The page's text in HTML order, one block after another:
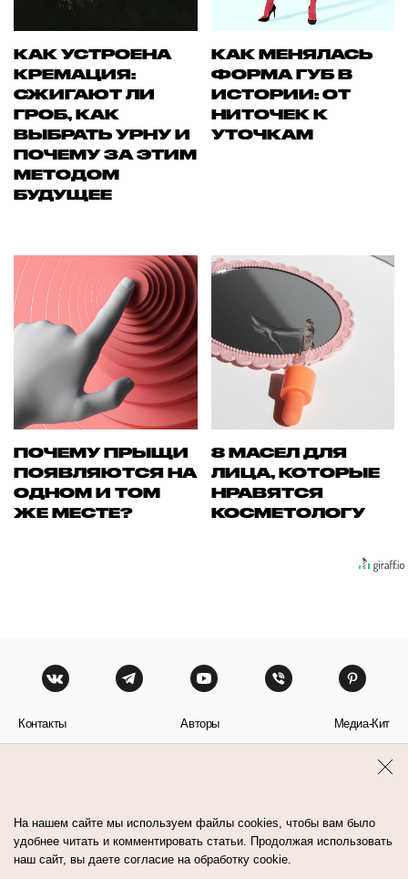
КАК УСТРОЕНА
КРЕМАЦИЯ:
СЖИГАЮТ ЛИ
ГРОБ, КАК
ВЫБРАТЬ УРНУ И
ПОЧЕМУ ЗА ЭТИМ
МЕТОДОМ
БУДУЩЕЕ
КАК МЕНЯЛАСЬ
ФОРМА ГУБ В
ИСТОРИИ: ОТ
НИТОЧЕК К
УТОЧКАМ
ПОЧЕМУ ПРЫЩИ
ПОЯВЛЯЮТСЯ НА
ОДНОМ И ТОМ
ЖЕ МЕСТЕ?
8 МАСЕЛ ДЛЯ
ЛИЦА, КОТОРЫЕ
НРАВЯТСЯ
КОСМЕТОЛОГУ
Контакты Авторы Медиа-Кит
На нашем сайте мы используем файлы cookies, чтобы вам было
удобнее читать и комментировать статьи. Продолжая использовать
наш сайт, вы даете согласие на обработку cookie.